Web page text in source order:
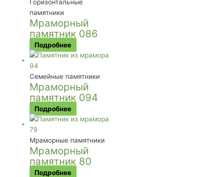
Горизонтальные
памятники
Мраморный
памятник 086
Подробнее
Семейные памятники
Мраморный
памятник 094
Подробнее
Мраморные памятники
Мраморный
памятник 80
Подробнее